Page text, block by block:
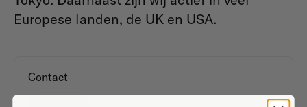
Europese landen, de UK en USA.
Contact